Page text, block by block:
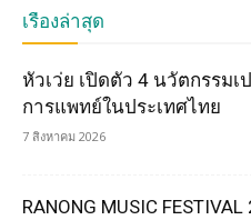
เรื่องล่าสุด
หัวเว่ย เปิดตัว 4 นวัตกรรมเ
การแพทย์ในประเทศไทย
7 สิงหาคม 2026
RANONG MUSIC